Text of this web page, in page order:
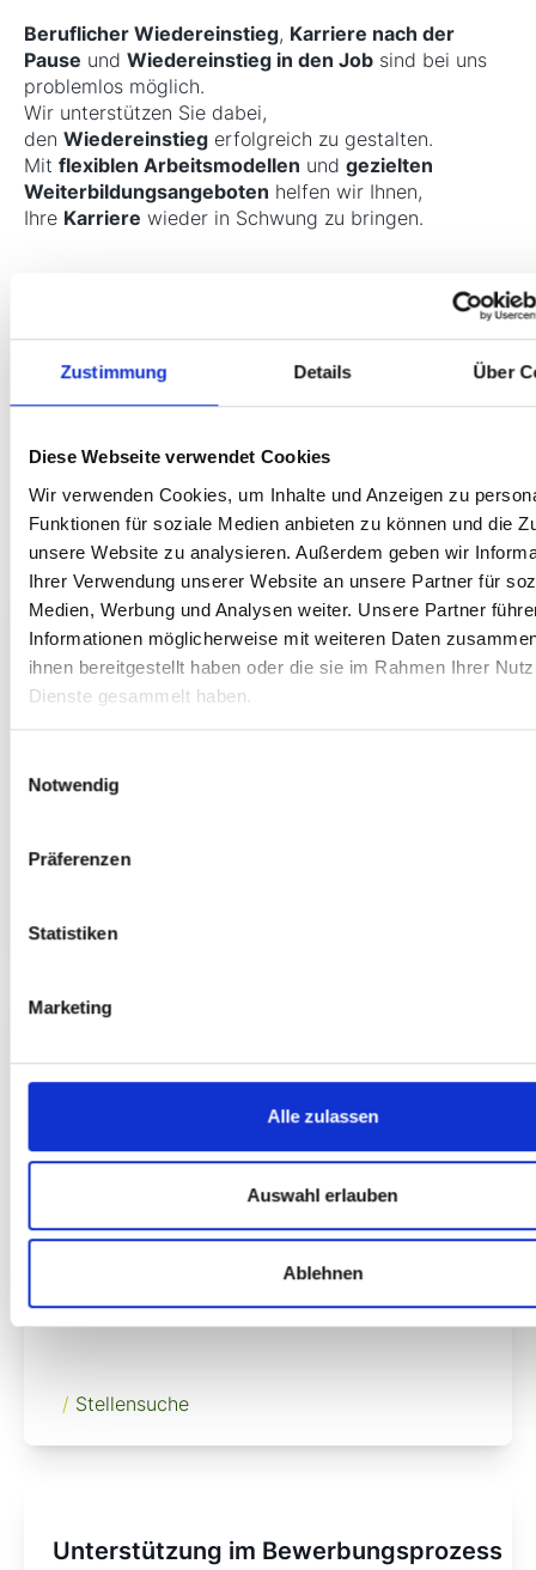
Zustimmung Details Über
Diese Webseite verwendet Cookies
Wir verwenden Cookies, um Inhalte und Anzeigen zu
Funktionen für soziale Medien anbieten zu können und die
unsere Website zu analysieren. Außerdem geben wir
Ihrer Verwendung unserer Website an unsere Partner für
Medien, Werbung und Analysen weiter. Unsere Partner
Informationen möglicherweise mit weiteren Daten
ihnen bereitgestellt haben oder die sie im Rahmen Ihrer
Dienste gesammelt haben.
Notwendig
Präferenzen
Statistiken
Marketing
Alle zulassen
Auswahl erlauben
Ablehnen
Beruflicher Wiedereinstieg, Karriere nach der
Pause und Wiedereinstieg in den Job sind bei uns
problemlos möglich.
Wir unterstützen Sie dabei,
den Wiedereinstieg erfolgreich zu gestalten.
Mit flexiblen Arbeitsmodellen und gezielten
Weiterbildungsangeboten helfen wir Ihnen,
Ihre Karriere wieder in Schwung zu bringen.
Ihre Vorteile bei Vilo
Deutschlandweite Vernetzung
Vilo hat einbreites Netzwerk
finden.
Durch die Zusammenarbeit mit
Vielzahl vonJobmöglichkeitenin den
Bereichen Produktion, Technik, Verwaltung
und kaufmännische Berufe, Logistik,
/ Stellensuche
Unterstützung im Bewerbungsprozess